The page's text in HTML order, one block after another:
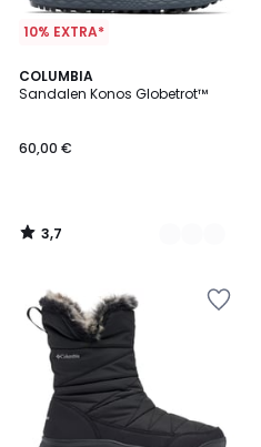
10% EXTRA*
COLUMBIA
Sandalen Konos Globetrot™
60,00 €
3,7
/ 5
2
Farben
3,7
/